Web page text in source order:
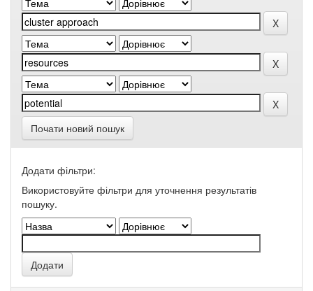
Почати новий пошук
Додати фільтри:
Використовуйте фільтри для уточнення результатів
пошуку.